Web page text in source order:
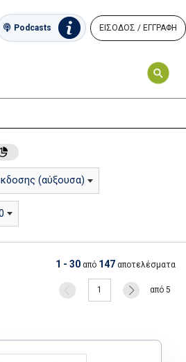
Podcasts ΕΙΣΟΔΟΣ / ΕΓΓΡΑΦΗ
(αύξουσα)
1 - 30 από 147 αποτελέσματα
1 από 5